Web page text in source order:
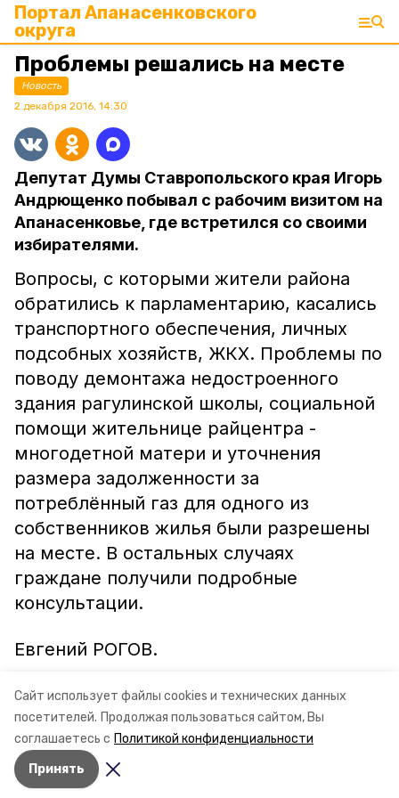
Сайт использует файлы cookies и технических данных
посетителей. Продолжая пользоваться сайтом, Вы
соглашаетесь с Политикой конфиденциальности
Принять
Портал Апанасенковского
округа
Проблемы решались на месте
Новость
2 декабря 2016, 14:30
Депутат Думы Ставропольского края Игорь
Андрющенко побывал с рабочим визитом на
Апанасенковье, где встретился со своими
избирателями.
Вопросы, с которыми жители района
обратились к парламентарию, касались
транспортного обеспечения, личных
подсобных хозяйств, ЖКХ. Проблемы по
поводу демонтажа недостроенного
здания рагулинской школы, социальной
помощи жительнице райцентра -
многодетной матери и уточнения
размера задолженности за
потреблённый газ для одного из
собственников жилья были разрешены
на месте. В остальных случаях
граждане получили подробные
консультации.
Евгений РОГОВ.
Фото автора.